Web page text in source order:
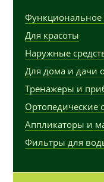
Функциональное
Для красоты
Наружные
Для дома и дачи
Тренажеры и
Ортопедические
Аппликаторы и
Фильтры для